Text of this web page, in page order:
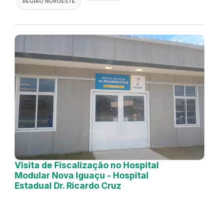
Visita de Fiscalização no Hospital
Modular Nova Iguaçu - Hospital
Estadual Dr. Ricardo Cruz